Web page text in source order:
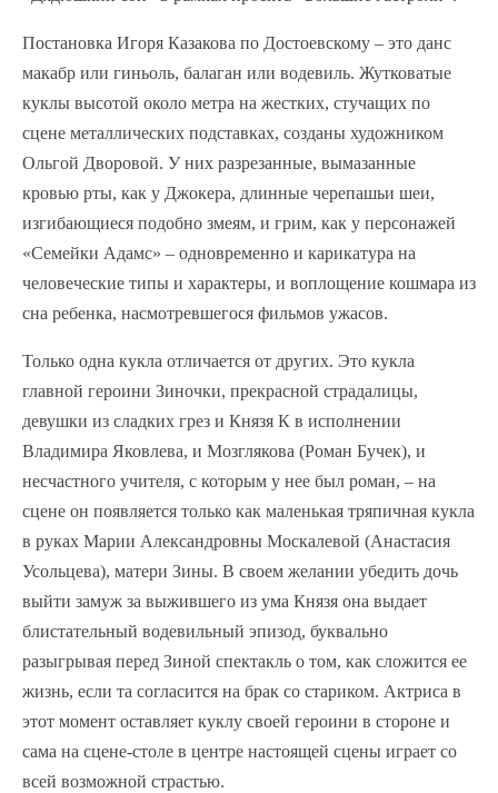
Постановка Игоря Казакова по Достоевскому – это данс
макабр или гиньоль, балаган или водевиль. Жутковатые
куклы высотой около метра на жестких, стучащих по
сцене металлических подставках, созданы художником
Ольгой Дворовой. У них разрезанные, вымазанные
кровью рты, как у Джокера, длинные черепашьи шеи,
изгибающиеся подобно змеям, и грим, как у персонажей
«Семейки Адамс» – одновременно и карикатура на
человеческие типы и характеры, и воплощение кошмара из
сна ребенка, насмотревшегося фильмов ужасов.
Только одна кукла отличается от других. Это кукла
главной героини Зиночки, прекрасной страдалицы,
девушки из сладких грез и Князя К в исполнении
Владимира Яковлева, и Мозглякова (Роман Бучек), и
несчастного учителя, с которым у нее был роман, – на
сцене он появляется только как маленькая тряпичная кукла
в руках Марии Александровны Москалевой (Анастасия
Усольцева), матери Зины. В своем желании убедить дочь
выйти замуж за выжившего из ума Князя она выдает
блистательный водевильный эпизод, буквально
разыгрывая перед Зиной спектакль о том, как сложится ее
жизнь, если та согласится на брак со стариком. Актриса в
этот момент оставляет куклу своей героини в стороне и
сама на сцене-столе в центре настоящей сцены играет со
всей возможной страстью.